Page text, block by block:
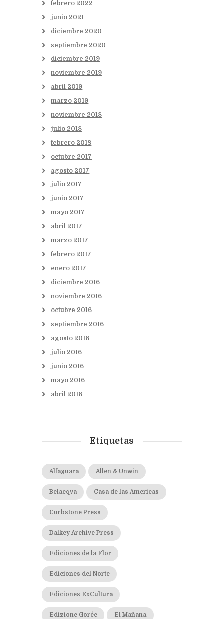
febrero 2022
junio 2021
diciembre 2020
septiembre 2020
diciembre 2019
noviembre 2019
abril 2019
marzo 2019
noviembre 2018
julio 2018
febrero 2018
octubre 2017
agosto 2017
julio 2017
junio 2017
mayo 2017
abril 2017
marzo 2017
febrero 2017
enero 2017
diciembre 2016
noviembre 2016
octubre 2016
septiembre 2016
agosto 2016
julio 2016
junio 2016
mayo 2016
abril 2016
Etiquetas
Alfaguara Allen & Unwin
Belacqva Casa de las Americas
Curbstone Press
Dalkey Archive Press
Ediciones de la Flor
Ediciones del Norte
Ediciones ExCultura
Edizione Gorée El Mañana